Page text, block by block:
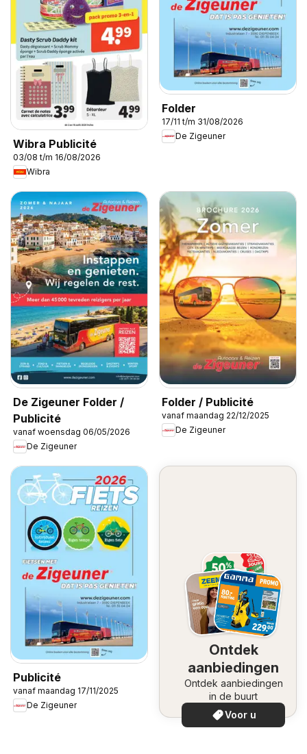
Wibra Publicité
03/08 t/m 16/08/2026
Wibra
Folder
17/11 t/m 31/08/2026
De Zigeuner
De Zigeuner Folder /
Publicité
vanaf woensdag 06/05/2026
De Zigeuner
Folder / Publicité
vanaf maandag 22/12/2025
De Zigeuner
Publicité
vanaf maandag 17/11/2025
De Zigeuner
Ontdek
aanbiedingen
Ontdek aanbiedingen
in de buurt
Voor u